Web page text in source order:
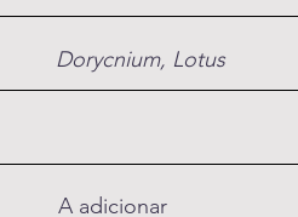
Dorycnium, Lotus
A adicionar